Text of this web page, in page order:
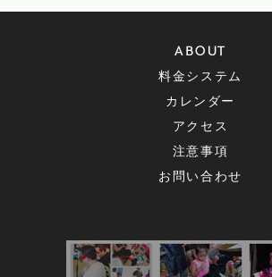
ABOUT
料金システム
カレンダー
アクセス
注意事項
お問い合わせ